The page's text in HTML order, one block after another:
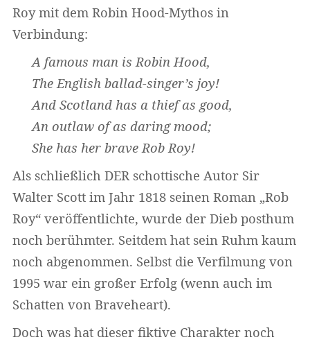
Roy mit dem Robin Hood-Mythos in
Verbindung:
A famous man is Robin Hood,
The English ballad-singer’s joy!
And Scotland has a thief as good,
An outlaw of as daring mood;
She has her brave Rob Roy!
Als schließlich DER schottische Autor Sir
Walter Scott im Jahr 1818 seinen Roman „Rob
Roy“ veröffentlichte, wurde der Dieb posthum
noch berühmter. Seitdem hat sein Ruhm kaum
noch abgenommen. Selbst die Verfilmung von
1995 war ein großer Erfolg (wenn auch im
Schatten von Braveheart).
Doch was hat dieser fiktive Charakter noch